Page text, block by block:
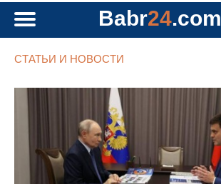
Babr24.com
СТАТЬИ И НОВОСТИ